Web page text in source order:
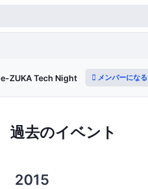
e-ZUKA Tech Night メンバーになる
過去のイベント
2015